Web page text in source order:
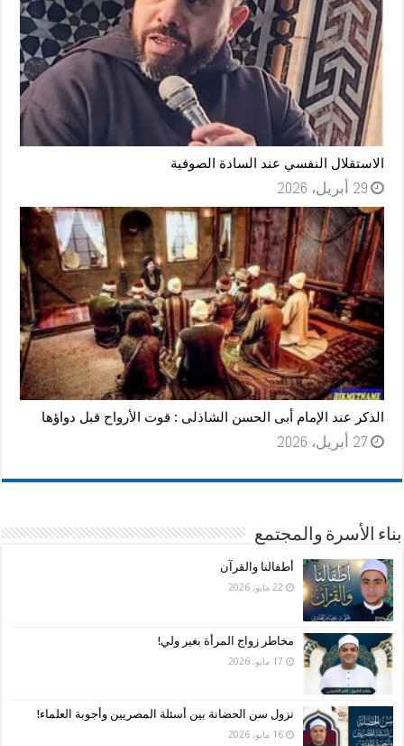
الاستقلال النفسي عند السادة الصوفية
29 أبريل، 2026
الذكر عند الإمام أبى الحسن الشاذلى : قوت الأرواح قبل دواؤها
27 أبريل، 2026
بناء الأسرة والمجتمع
أطفالنا والقرآن
22 مايو، 2026
مخاطر زواج المرأة بغير ولي!
17 مايو، 2026
نزول سن الحضانة بين أسئلة المصريين وأجوبة العلماء!
16 مايو، 2026